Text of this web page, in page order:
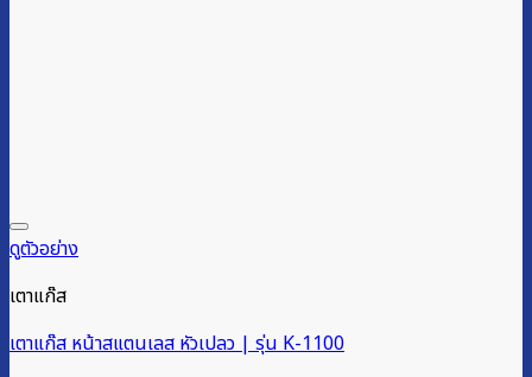
ดูตัวอย่าง
เตาแก๊ส
เตาแก๊ส หน้าสแตนเลส หัวเปลว | รุ่น K-1100